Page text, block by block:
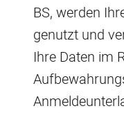
BS, werden
genutzt und
Ihre Daten im